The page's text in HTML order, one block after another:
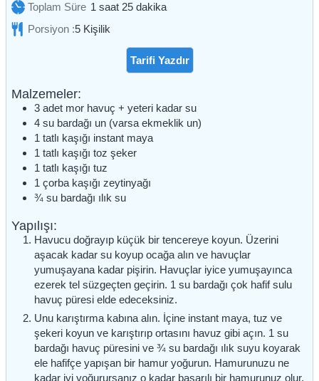
Toplam Süre 1 saat
saat 25dakika
dakika
Porsiyon :5 Kişilik
Tarifi Yazdır
Malzemeler:
3 adet mor havuç + yeteri kadar su
4 su bardağı un (varsa ekmeklik un)
1 tatlı kaşığı instant maya
1 tatlı kaşığı toz şeker
1 tatlı kaşığı tuz
1 çorba kaşığı zeytinyağı
¾ su bardağı ılık su
Yapılışı:
Havucu doğrayıp küçük bir tencereye koyun. Üzerini
aşacak kadar su koyup ocağa alın ve havuçlar
yumuşayana kadar pişirin. Havuçlar iyice yumuşayınca
ezerek tel süzgeçten geçirin. 1 su bardağı çok hafif sulu
havuç püresi elde edeceksiniz.
Unu karıştırma kabına alın. İçine instant maya, tuz ve
şekeri koyun ve karıştırıp ortasını havuz gibi açın. 1 su
bardağı havuç püresini ve ¾ su bardağı ılık suyu koyarak
ele hafifçe yapışan bir hamur yoğurun. Hamurunuzu ne
kadar iyi yoğurursanız o kadar başarılı bir hamurunuz olur.